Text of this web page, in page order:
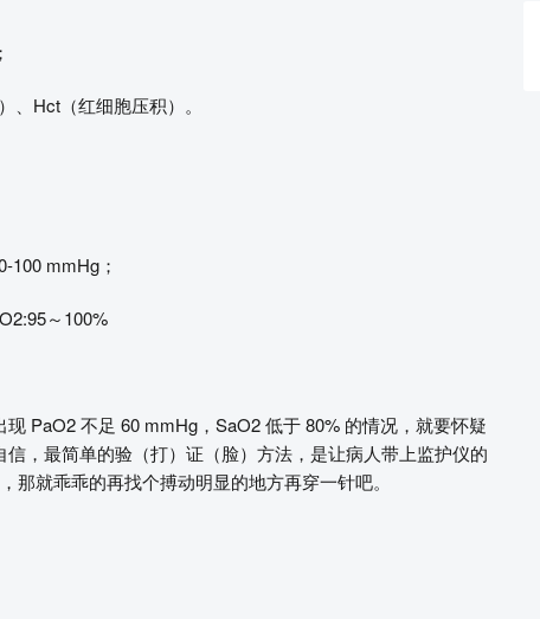
Hct（红细胞压积）。
100 mmHg；
～100%
PaO2 不足 60 mmHg，SaO2 低于 80% 的情况，就要怀疑
，最简单的验（打）证（脸）方法，是让病人带上监护仪的
就乖乖的再找个搏动明显的地方再穿一针吧。